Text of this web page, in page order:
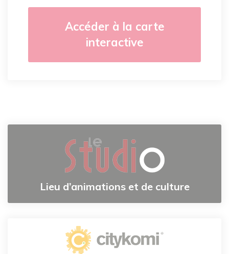
Accéder à la carte
interactive
Lieu d’animations et de culture